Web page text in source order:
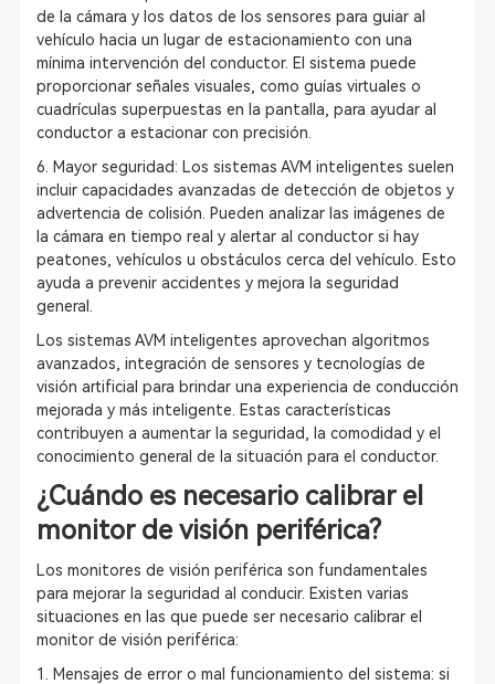
de la cámara y los datos de los sensores para guiar al
vehículo hacia un lugar de estacionamiento con una
mínima intervención del conductor. El sistema puede
proporcionar señales visuales, como guías virtuales o
cuadrículas superpuestas en la pantalla, para ayudar al
conductor a estacionar con precisión.
6. Mayor seguridad: Los sistemas AVM inteligentes suelen
incluir capacidades avanzadas de detección de objetos y
advertencia de colisión. Pueden analizar las imágenes de
la cámara en tiempo real y alertar al conductor si hay
peatones, vehículos u obstáculos cerca del vehículo. Esto
ayuda a prevenir accidentes y mejora la seguridad
general.
Los sistemas AVM inteligentes aprovechan algoritmos
avanzados, integración de sensores y tecnologías de
visión artificial para brindar una experiencia de conducción
mejorada y más inteligente. Estas características
contribuyen a aumentar la seguridad, la comodidad y el
conocimiento general de la situación para el conductor.
¿Cuándo es necesario calibrar el
monitor de visión periférica?
Los monitores de visión periférica son fundamentales
para mejorar la seguridad al conducir. Existen varias
situaciones en las que puede ser necesario calibrar el
monitor de visión periférica:
1. Mensajes de error o mal funcionamiento del sistema: si